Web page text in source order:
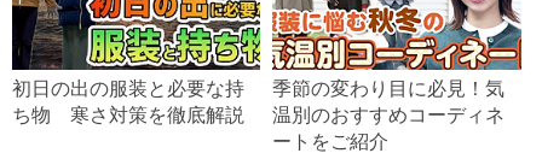
初日の出の服装と必要な持
ち物 寒さ対策を徹底解説
季節の変わり目に必見！気
温別のおすすめコーディネ
ートをご紹介